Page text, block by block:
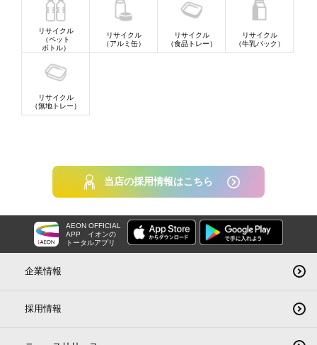
リサイクル
（ペット
ボトル）
リサイクル
（アルミ缶）
リサイクル
（食品トレー）
リサイクル
（牛乳パック）
リサイクル
（無地トレー）
当店の採用情報はこちら
AEON OFFICIAL
APP
イオンの
トータルアプリ
企業情報
採用情報